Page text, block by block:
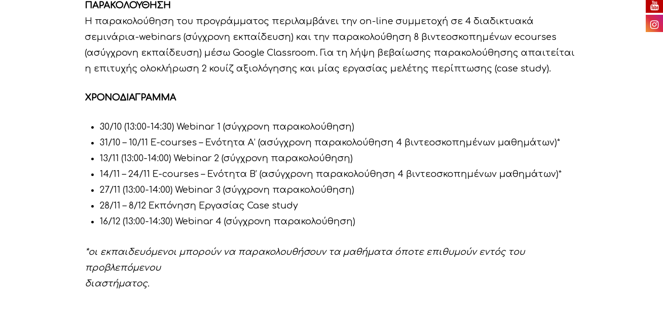
ΠΑΡΑΚΟΛΟΥΘΗΣΗ
Η παρακολούθηση του προγράμματος περιλαμβάνει την on-line συμμετοχή σε 4 διαδικτυακά
σεμινάρια-webinars (σύγχρονη εκπαίδευση) και την παρακολούθηση 8 βιντεοσκοπημένων ecourses
(ασύγχρονη εκπαίδευση) μέσω Google Classroom. Για τη λήψη βεβαίωσης παρακολούθησης απαιτείται
η επιτυχής ολοκλήρωση 2 κουίζ αξιολόγησης και μίας εργασίας μελέτης περίπτωσης (case study).
ΧΡΟΝΟΔΙΑΓΡΑΜΜΑ
30/10 (13:00-14:30) Webinar 1 (σύγχρονη παρακολούθηση)
31/10 – 10/11 E-courses – Ενότητα Α’ (ασύγχρονη παρακολούθηση 4 βιντεοσκοπημένων μαθημάτων)*
13/11 (13:00-14:00) Webinar 2 (σύγχρονη παρακολούθηση)
14/11 – 24/11 E-courses – Ενότητα Β’ (ασύγχρονη παρακολούθηση 4 βιντεοσκοπημένων μαθημάτων)*
27/11 (13:00-14:00) Webinar 3 (σύγχρονη παρακολούθηση)
28/11 – 8/12 Εκπόνηση Εργασίας Case study
16/12 (13:00-14:30) Webinar 4 (σύγχρονη παρακολούθηση)
*οι εκπαιδευόμενοι μπορούν να παρακολουθήσουν τα μαθήματα όποτε επιθυμούν εντός του
προβλεπόμενου
διαστήματος.